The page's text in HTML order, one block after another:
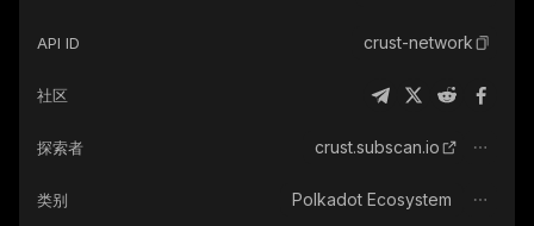
API ID crust-network
社区
探索者 crust.subscan.io
类别 Polkadot Ecosystem